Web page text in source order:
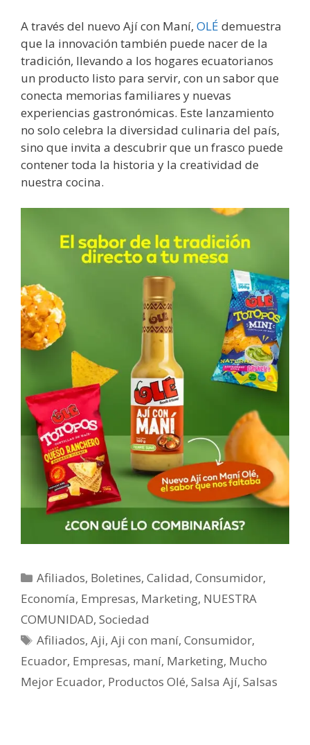
A través del nuevo Ají con Maní, OLÉ demuestra
que la innovación también puede nacer de la
tradición, llevando a los hogares ecuatorianos
un producto listo para servir, con un sabor que
conecta memorias familiares y nuevas
experiencias gastronómicas. Este lanzamiento
no solo celebra la diversidad culinaria del país,
sino que invita a descubrir que un frasco puede
contener toda la historia y la creatividad de
nuestra cocina.
Afiliados, Boletines,Calidad,Consumidor,
Economía, Empresas, Marketing, NUESTRA
COMUNIDAD, Sociedad
Afiliados,Aji,Aji con maní,Consumidor,
Ecuador, Empresas, maní, Marketing, Mucho
Mejor Ecuador, Productos Olé, Salsa Ají, Salsas